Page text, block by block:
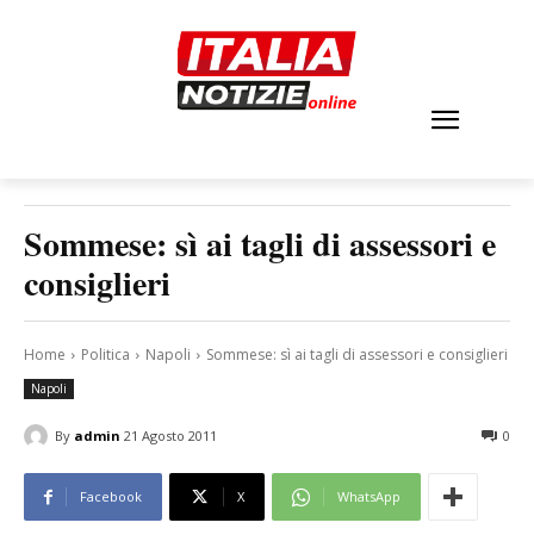
Sommese: sì ai tagli di assessori e
consiglieri
Home Politica Napoli Sommese: sì ai tagli di assessori e consiglieri
Napoli
By admin 21 Agosto 2011 0
Facebook X WhatsApp